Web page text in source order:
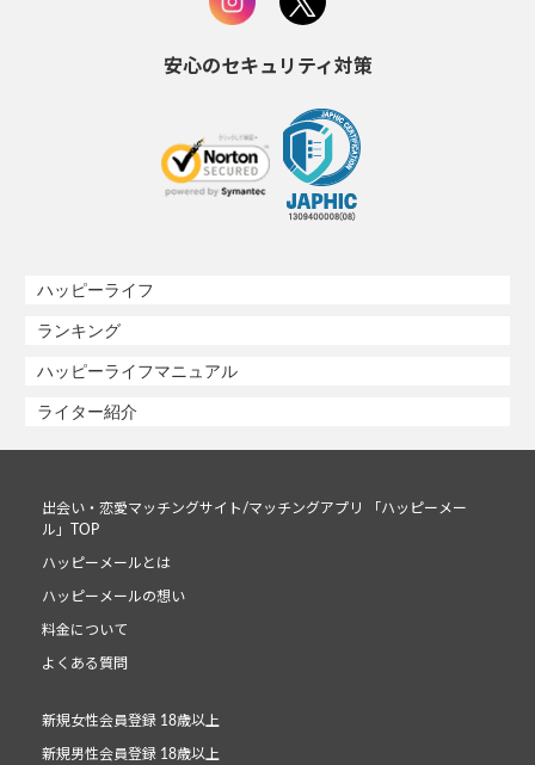
安心のセキュリティ対策
ハッピーライフ
ランキング
ハッピーライフマニュアル
ライター紹介
出会い・恋愛マッチングサイト/マッチングアプリ 「ハッピーメー
ル」TOP
ハッピーメールとは
ハッピーメールの想い
料金について
よくある質問
新規女性会員登録 18歳以上
新規男性会員登録 18歳以上